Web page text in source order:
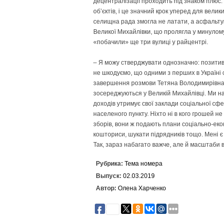
об’єктів, і це значний крок уперед для
селищна рада змогла не латати, а
Великої Михайлівки, що пролягла у
«побачили» ще три вулиці у райцентрі.
– Я можу стверджувати однозначно:
не шкодуємо, що одними з перших в Україні
завершення розмови Тетяна
зосереджуються у Великій Михайлівці. Ми
доходів утримує свої заклади соціальної
населеного пункту. Ніхто ні в кого грошей
зборів, вони ж подають плани соціально-
кошториси, шукати підрядників тощо. Мені
Так, зараз набагато важче, але й масштаби
Рубрика: Тема номера
Выпуск: 02.03.2019
Автор: Олена Харченко